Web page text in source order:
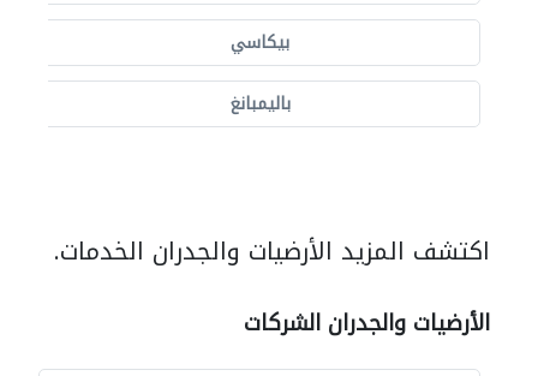
بيكاسي
باليمبانغ
اكتشف المزيد الأرضيات والجدران الخدمات.
الأرضيات والجدران الشركات